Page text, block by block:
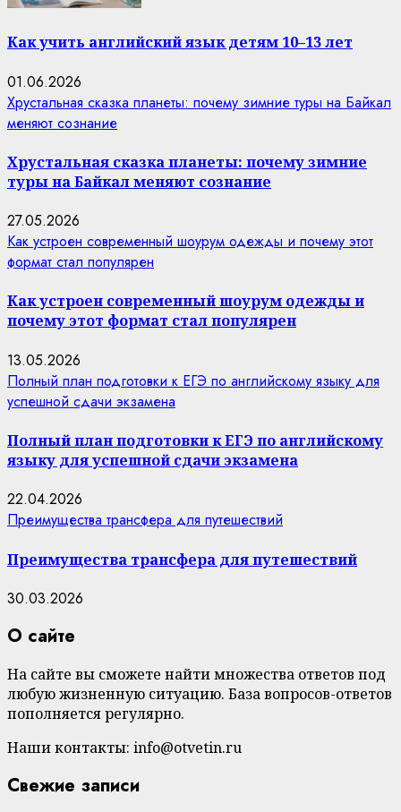
Как учить английский язык детям 10–13 лет
01.06.2026
Хрустальная сказка планеты: почему зимние туры на Байкал
меняют сознание
Хрустальная сказка планеты: почему зимние
туры на Байкал меняют сознание
27.05.2026
Как устроен современный шоурум одежды и почему этот
формат стал популярен
Как устроен современный шоурум одежды и
почему этот формат стал популярен
13.05.2026
Полный план подготовки к ЕГЭ по английскому языку для
успешной сдачи экзамена
Полный план подготовки к ЕГЭ по английскому
языку для успешной сдачи экзамена
22.04.2026
Преимущества трансфера для путешествий
Преимущества трансфера для путешествий
30.03.2026
О сайте
На сайте вы сможете найти множества ответов под
любую жизненную ситуацию. База вопросов-ответов
пополняется регулярно.
Наши контакты: info@otvetin.ru
Свежие записи